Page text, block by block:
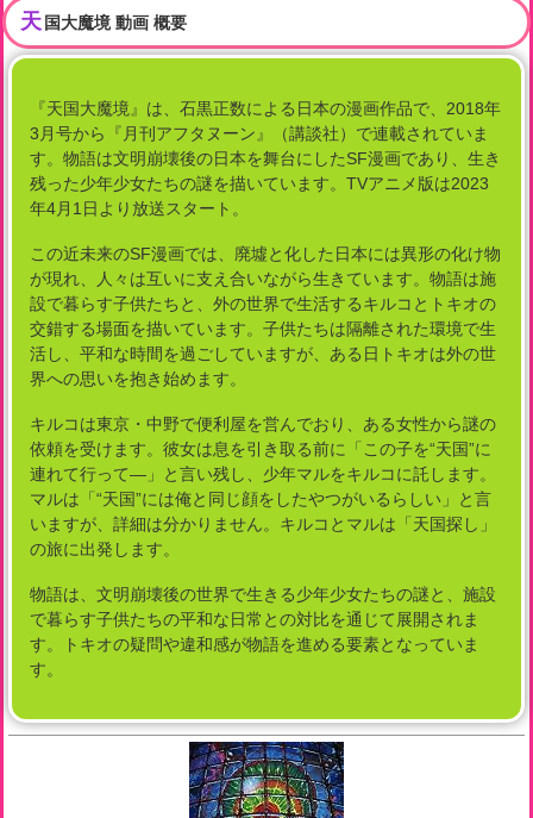
天 国大魔境 動画 概要
『天国大魔境』は、石黒正数による日本の漫画作品で、2018年
3月号から『月刊アフタヌーン』（講談社）で連載されていま
す。物語は文明崩壊後の日本を舞台にしたSF漫画であり、生き
残った少年少女たちの謎を描いています。TVアニメ版は2023
年4月1日より放送スタート。
この近未来のSF漫画では、廃墟と化した日本には異形の化け物
が現れ、人々は互いに支え合いながら生きています。物語は施
設で暮らす子供たちと、外の世界で生活するキルコとトキオの
交錯する場面を描いています。子供たちは隔離された環境で生
活し、平和な時間を過ごしていますが、ある日トキオは外の世
界への思いを抱き始めます。
キルコは東京・中野で便利屋を営んでおり、ある女性から謎の
依頼を受けます。彼女は息を引き取る前に「この子を“天国”に
連れて行って―」と言い残し、少年マルをキルコに託します。
マルは「“天国”には俺と同じ顔をしたやつがいるらしい」と言
いますが、詳細は分かりません。キルコとマルは「天国探し」
の旅に出発します。
物語は、文明崩壊後の世界で生きる少年少女たちの謎と、施設
で暮らす子供たちの平和な日常との対比を通じて展開されま
す。トキオの疑問や違和感が物語を進める要素となっていま
す。